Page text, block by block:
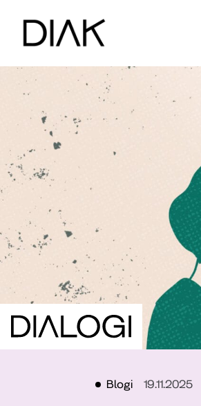
Blogi 19.11.2025